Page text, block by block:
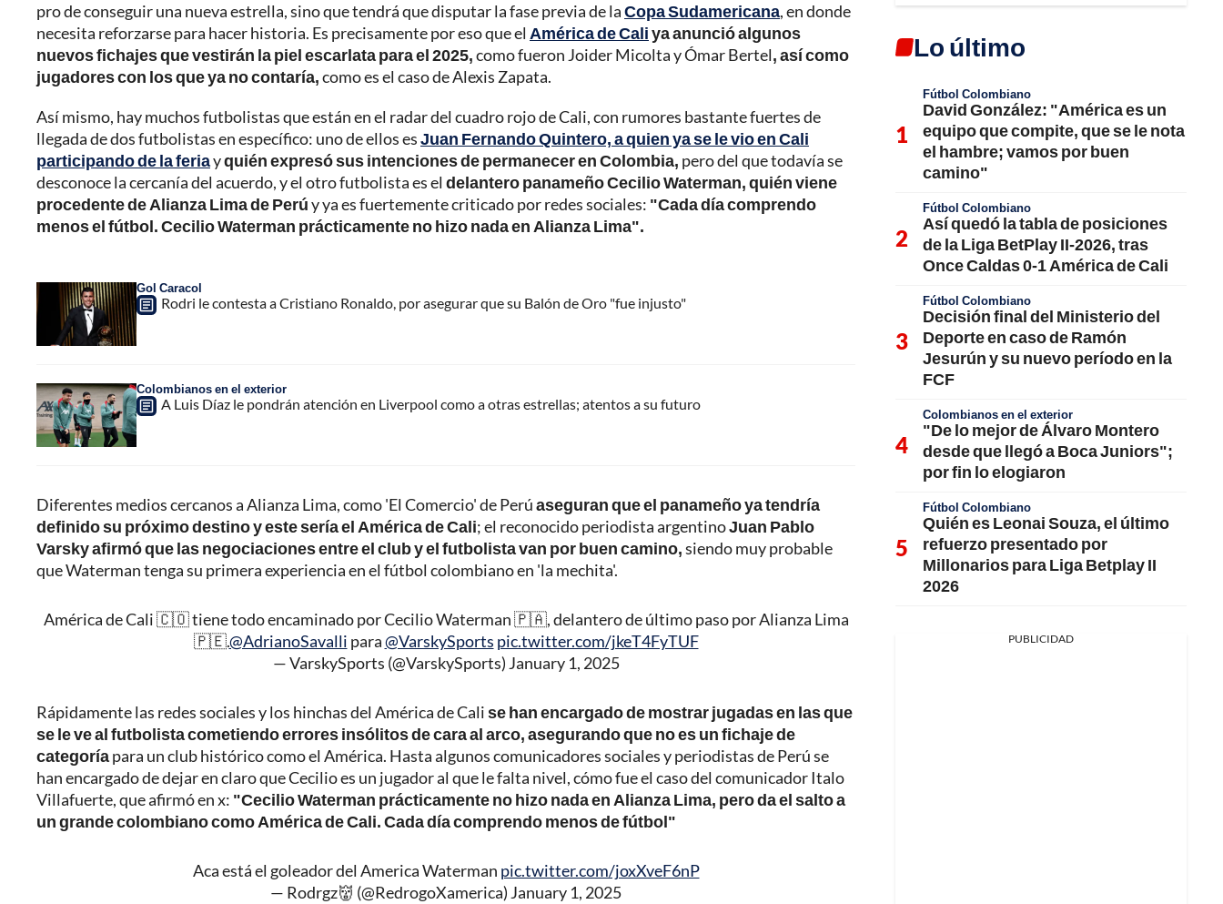
pro de conseguir una nueva estrella, sino que tendrá que disputar la fase previa de laCopa Sudamericana, en donde
necesita reforzarse para hacer historia. Es precisamente por eso que el América de Caliya anunció algunos
nuevos fichajes que vestirán la piel escarlata para el 2025,como fueron Joider Micolta y Ómar Bertel, así como
jugadores con los que ya no contaría,como es el caso de Alexis Zapata.
Así mismo, hay muchos futbolistas que están en el radar del cuadro rojo de Cali, con rumores bastante fuertes de
llegada de dos futbolistas en específico: uno de ellos esJuan Fernando Quintero, a quien ya se le vio en Cali
participando de la feriayquién expresó sus intenciones de permanecer en Colombia, pero del que todavía se
desconoce la cercanía del acuerdo, y el otro futbolista es el delantero panameño Cecilio Waterman, quién viene
procedente de Alianza Lima de Perúy ya es fuertemente criticado por redes sociales: "Cada día comprendo
menos el fútbol. Cecilio Waterman prácticamente no hizo nada en Alianza Lima".
Gol Caracol
Rodri le contesta a Cristiano Ronaldo, por asegurar que su Balón de Oro "fue injusto"
Colombianos en el exterior
A Luis Díaz le pondrán atención en Liverpool como a otras estrellas; atentos a su futuro
Diferentes medios cercanos a Alianza Lima, como 'El Comercio' de Perúaseguran que el panameño ya tendría
definido su próximo destino y este sería el América de Cali; el reconocido periodista argentinoJuan Pablo
Varsky afirmó que las negociaciones entre el club y el futbolista van por buen camino,siendo muy probable
que Waterman tenga su primera experiencia en el fútbol colombiano en 'la mechita'.
América de Cali 🇨🇴 tiene todo encaminado por Cecilio Waterman 🇵🇦, delantero de último paso por Alianza Lima
🇵🇪.@AdrianoSavalli para@VarskySports pic.twitter.com/jkeT4FyTUF
— VarskySports (@VarskySports) January 1, 2025
Rápidamente las redes sociales y los hinchas del América de Calise han encargado de mostrar jugadas en las que
se le ve al futbolista cometiendo errores insólitos de cara al arco, asegurando que no es un fichaje de
categoríapara un club histórico como el América. Hasta algunos comunicadores sociales y periodistas de Perú se
han encargado de dejar en claro que Cecilio es un jugador al que le falta nivel, cómo fue el caso del comunicador Italo
Villafuerte, que afirmó en x: "Cecilio Waterman prácticamente no hizo nada en Alianza Lima, pero da el salto a
un grande colombiano como América de Cali. Cada día comprendo menos de fútbol"
Aca está el goleador del America Waterman pic.twitter.com/joxXveF6nP
— Rodrgz👹 (@RedrogoXamerica) January 1, 2025
Lo último
Fútbol Colombiano
David González: "América es un
equipo que compite, que se le nota
el hambre; vamos por buen
camino"
Fútbol Colombiano
Así quedó la tabla de posiciones
de la Liga BetPlay II-2026, tras
Once Caldas 0-1 América de Cali
Fútbol Colombiano
Decisión final del Ministerio del
Deporte en caso de Ramón
Jesurún y su nuevo período en la
FCF
Colombianos en el exterior
"De lo mejor de Álvaro Montero
desde que llegó a Boca Juniors";
por fin lo elogiaron
Fútbol Colombiano
Quién es Leonai Souza, el último
refuerzo presentado por
Millonarios para Liga Betplay II
2026
PUBLICIDAD